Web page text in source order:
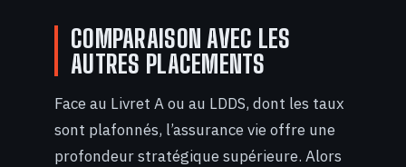
COMPARAISON AVEC LES
AUTRES PLACEMENTS
Face au Livret A ou au LDDS, dont les taux
sont plafonnés, l’assurance vie offre une
profondeur stratégique supérieure. Alors